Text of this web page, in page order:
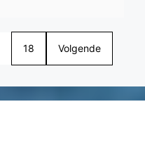
18 Volgende